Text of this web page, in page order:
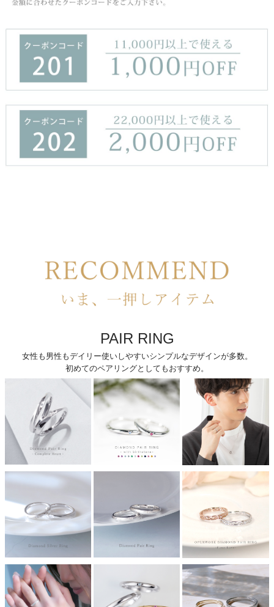
PAIR RING
女性も男性もデイリー使いしやすいシンプルなデザインが多数。
初めてのペアリングとしてもおすすめ。